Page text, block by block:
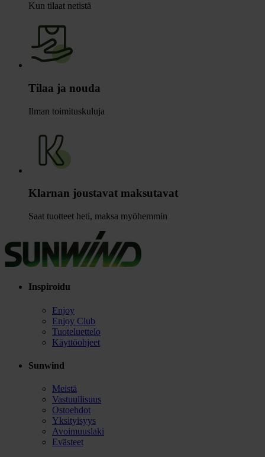
Kun tilaat netistä
Tilaa ja nouda
Ilman toimituskuluja
Klarnan joustavat maksutavat
Saat tuotteet heti, maksa myöhemmin
Inspiroidu
Enjoy
Enjoy Club
Tuoteluettelo
Käyttöohjeet
Sunwind
Meistä
Vastuullisuus
Ostoehdot
Yksityisyys
Avoimuuslaki
Evästeet